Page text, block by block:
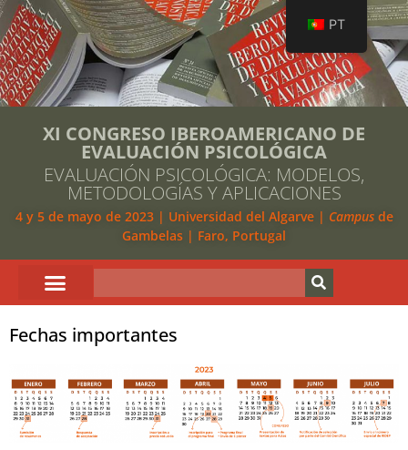
XI CONGRESO IBEROAMERICANO DE
EVALUACIÓN PSICOLÓGICA
EVALUACIÓN PSICOLÓGICA: MODELOS,
METODOLOGÍAS Y APLICACIONES
4 y 5 de mayo de 2023 | Universidad del Algarve | Campusde
Gambelas | Faro, Portugal
Fechas importantes
PT